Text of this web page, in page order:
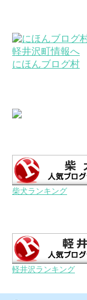
にほんブログ村
柴犬ランキング
軽井沢ランキング